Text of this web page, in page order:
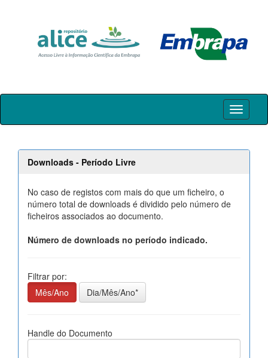
Skip
Downloads - Período Livre
No caso de registos com mais do que um ficheiro, o
número total de downloads é dividido pelo número de
ficheiros associados ao documento.
Número de downloads no período indicado.
Filtrar por:
Mês/Ano
Dia/Mês/Ano*
Handle do Documento